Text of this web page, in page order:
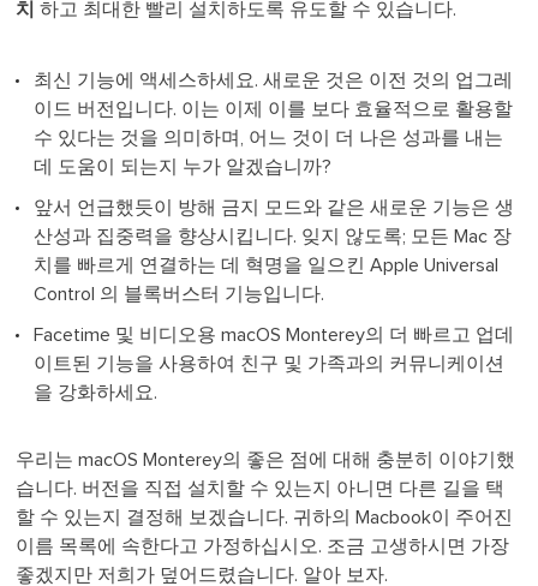
치 하고 최대한 빨리 설치하도록 유도할 수 있습니다.
최신 기능에 액세스하세요. 새로운 것은 이전 것의 업그레
이드 버전입니다. 이는 이제 이를 보다 효율적으로 활용할
수 있다는 것을 의미하며, 어느 것이 더 나은 성과를 내는
데 도움이 되는지 누가 알겠습니까?
앞서 언급했듯이 방해 금지 모드와 같은 새로운 기능은 생
산성과 집중력을 향상시킵니다. 잊지 않도록; 모든 Mac 장
치를 빠르게 연결하는 데 혁명을 일으킨 Apple Universal
Control 의 블록버스터 기능입니다.
Facetime 및 비디오용 macOS Monterey의 더 빠르고 업데
이트된 기능을 사용하여 친구 및 가족과의 커뮤니케이션
을 강화하세요.
우리는 macOS Monterey의 좋은 점에 대해 충분히 이야기했
습니다. 버전을 직접 설치할 수 있는지 아니면 다른 길을 택
할 수 있는지 결정해 보겠습니다. 귀하의 Macbook이 주어진
이름 목록에 속한다고 가정하십시오. 조금 고생하시면 가장
좋겠지만 저희가 덮어드렸습니다. 알아 보자.